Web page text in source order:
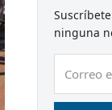
ninguna